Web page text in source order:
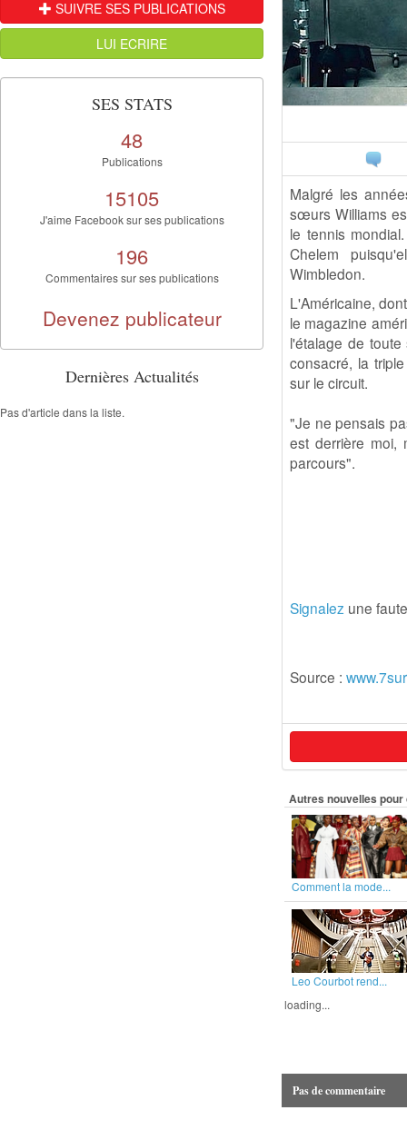
Malgré les
sœurs Williams
le tennis
Chelem
Wimbledon.
L'Américaine,
le magazine
l'étalage de
consacré, la
sur le circuit.
"Je ne pensais
est derrière moi,
parcours".
Signalez une
Source :
Autres nouvelles
Comment la mode...
Leo Courbot rend...
loading...
Pas de commentaire
SUIVRE SES PUBLICATIONS
LUI ECRIRE
SES STATS
48
Publications
15105
J'aime Facebook sur ses publications
196
Commentaires sur ses publications
Devenez publicateur
Dernières Actualités
Pas d'article dans la liste.